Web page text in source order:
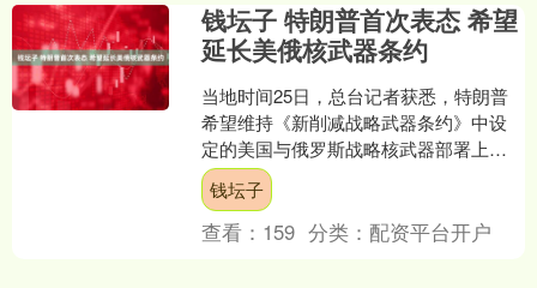
钱坛子 特朗普首次表态 希望
延长美俄核武器条约
当地时间25日，总台记者获悉，特朗普
希望维持《新削减战略武器条约》中设
定的美国与俄罗斯战略核武器部署上
限。 25日在离开白宫前往苏格兰时，特
朗普对记者说：“你不....
钱坛子
查看： 159 分类： 配资平台开户